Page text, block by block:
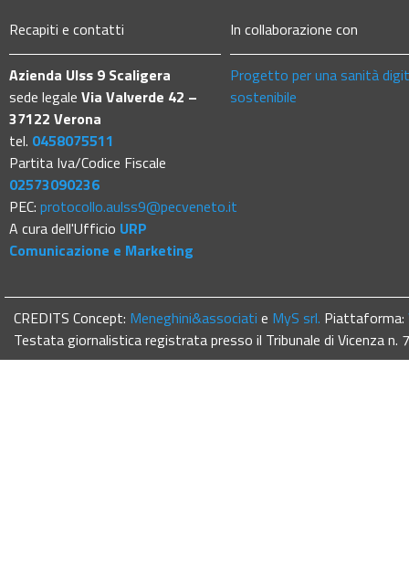
Recapiti e contatti
Azienda Ulss 9 Scaligera
sede legale Via Valverde 42 –
37122 Verona
tel. 0458075511
Partita Iva/Codice Fiscale
02573090236
PEC: protocollo.aulss9@pecveneto.it
A cura dell'Ufficio URP
Comunicazione e Marketing
In collaborazione con
Progetto per una sanità
sostenibile
CREDITS Concept: Meneghini&associati e MyS srl. Piattaforma:
Testata giornalistica registrata presso il Tribunale di Vicenza n.